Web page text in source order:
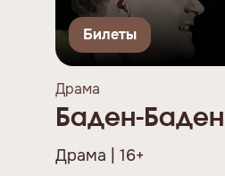
Билеты
Драма
Баден-Баден
Драма | 16+